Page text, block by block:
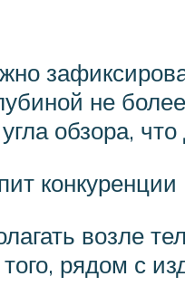
не
обзора,
конкуренции
возле
рядом с